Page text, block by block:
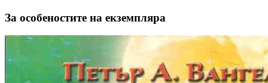
За особеностите на екземпляра